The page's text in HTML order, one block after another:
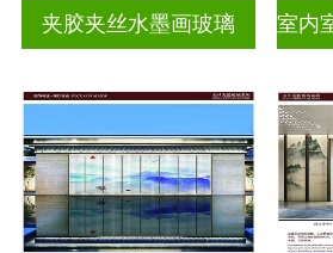
夹胶夹丝水墨画玻璃